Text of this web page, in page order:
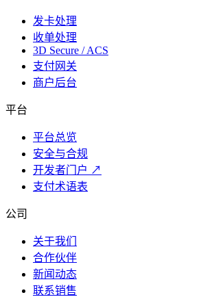
发卡处理
收单处理
3D Secure / ACS
支付网关
商户后台
平台
平台总览
安全与合规
开发者门户 ↗
支付术语表
公司
关于我们
合作伙伴
新闻动态
联系销售